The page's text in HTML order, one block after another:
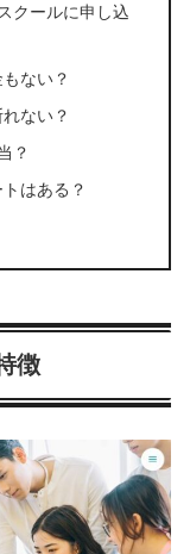
クールに申し込
ない？
ない？
？
はある？
徴